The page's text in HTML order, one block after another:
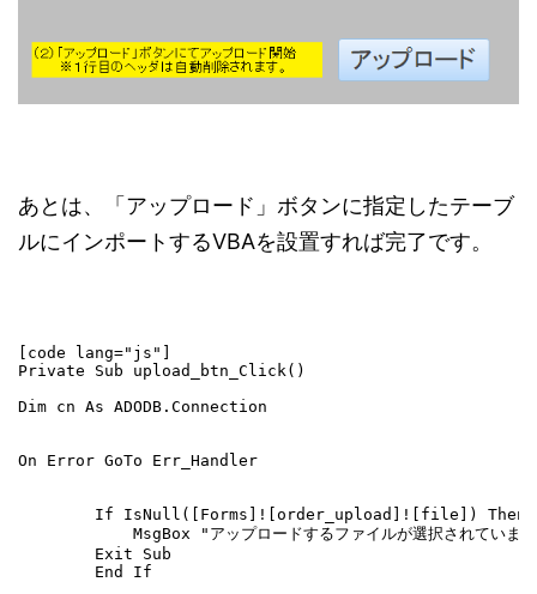
あとは、「アップロード」ボタンに指定したテーブ
ルにインポートするVBAを設置すれば完了です。
[code lang="js"]
Private Sub upload_btn_Click()
Dim cn As ADODB.Connection
On Error GoTo Err_Handler
        If IsNull([Forms]![order_upload]![file]) Then
MsgBox "アップロードするファイルが選択されていま
        Exit Sub
        End If